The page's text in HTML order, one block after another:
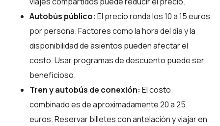
Autobús público: El precio ronda los 10 a 15 euros
por persona. Factores como la hora del día y la
disponibilidad de asientos pueden afectar el
costo. Usar programas de descuento puede ser
beneficioso.
Tren y autobús de conexión: El costo
combinado es de aproximadamente 20 a 25
euros. Reservar billetes con antelación y viajar en